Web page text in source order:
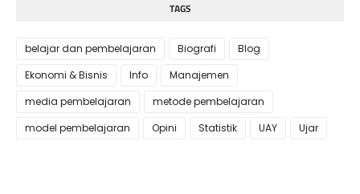
TAGS
belajar dan pembelajaran Biografi
Blog
Ekonomi & Bisnis
Info
Manajemen
media pembelajaran
metode pembelajaran
model pembelajaran
Opini Statistik UAY Ujar